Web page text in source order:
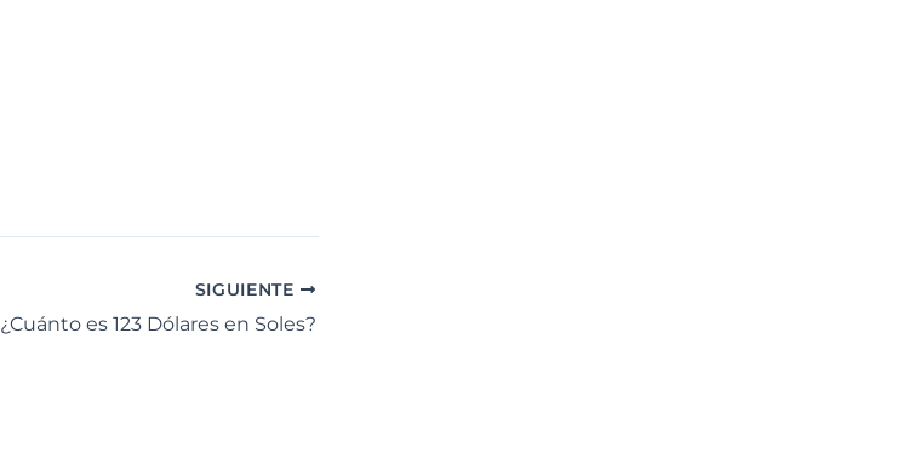
SIGUIENTE
¿Cuánto es 123 Dólares en Soles?